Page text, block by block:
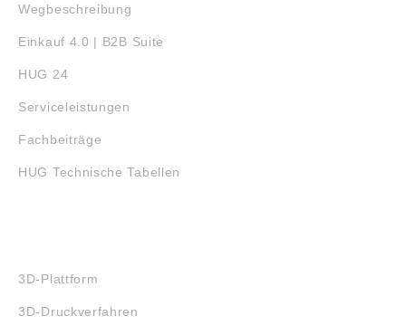
Wegbeschreibung
Einkauf 4.0 | B2B Suite
HUG 24
Serviceleistungen
Fachbeiträge
HUG Technische Tabellen
3D-Plattform
3D-Druckverfahren